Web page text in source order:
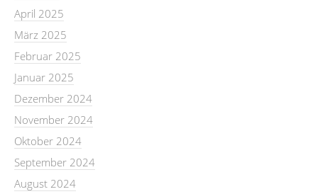
April 2025
März 2025
Februar 2025
Januar 2025
Dezember 2024
November 2024
Oktober 2024
September 2024
August 2024